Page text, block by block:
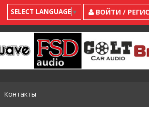
SELECT LANGUAGE ▼ ВОЙТИ /
Контакты